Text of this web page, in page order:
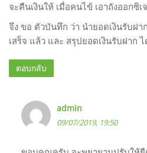
จะคืนเงินให้ เมื่อคนไข้ เอาถังออกซิ
จึง ขอ ตัวบันทึก ว่า นำยอดเงินรับฝ
เสร็จ แล้ว และ สรุปยอดเงินรับฝา
ตอบกลับ
admin
09/07/2019, 19:50